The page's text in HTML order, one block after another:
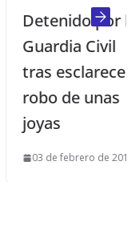
Detenido por la
Guardia Civil
tras esclarecer el
robo de unas
joyas
03 de febrero de 2013